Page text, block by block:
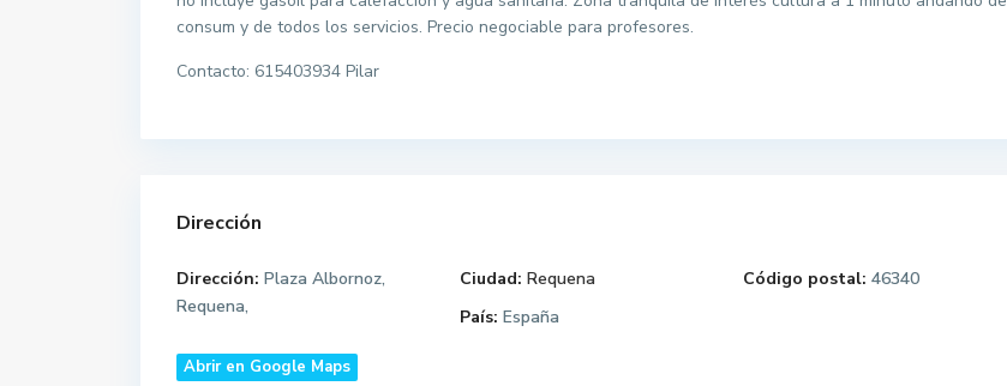
consum y de todos los servicios. Precio negociable para profesores.
Contacto: 615403934 Pilar
Dirección
Dirección: Plaza Albornoz,
Requena,
Ciudad: Requena Código postal: 46340
País: España
Abrir en Google Maps